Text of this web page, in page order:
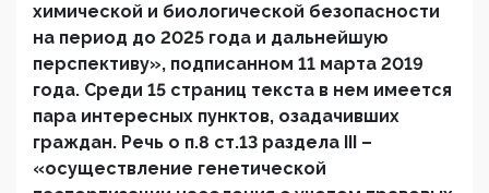
химической и биологической безопасности
на период до 2025 года и дальнейшую
перспективу», подписанном 11 марта 2019
года. Среди 15 страниц текста в нем имеется
пара интересных пунктов, озадачивших
граждан. Речь о п.8 ст.13 раздела III –
«осуществление генетической